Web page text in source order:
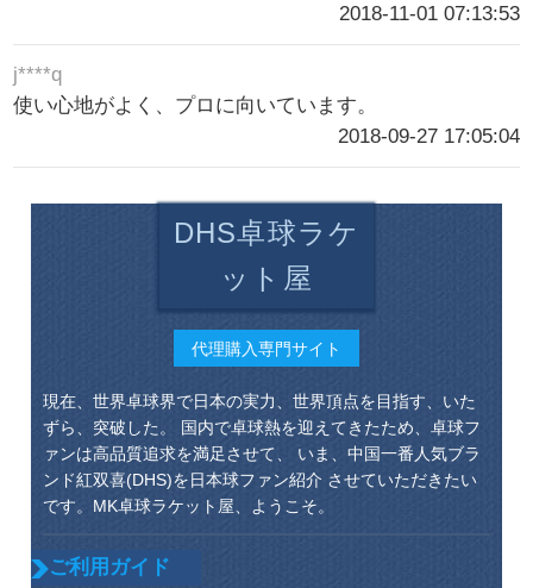
2018-11-01 07:13:53
j****q
使い心地がよく、プロに向いています。
2018-09-27 17:05:04
DHS卓球ラケ
ット屋
代理購入専門サイト
現在、世界卓球界で日本の実力、世界頂点を目指す、いた
ずら、突破した。 国内で卓球熱を迎えてきたため、卓球フ
ァンは高品質追求を満足させて、 いま、中国一番人気ブラ
ンド紅双喜(DHS)を日本球ファン紹介 させていただきたい
です。MK卓球ラケット屋、ようこそ。
ご利用ガイド